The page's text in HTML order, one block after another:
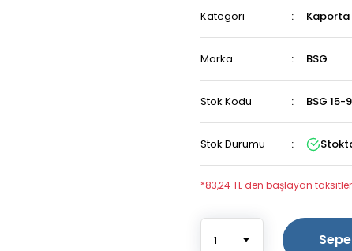
Kategori Kaporta
Marka BSG
Stok Kodu BSG
Stok Durumu
*83,24 TL den başlayan